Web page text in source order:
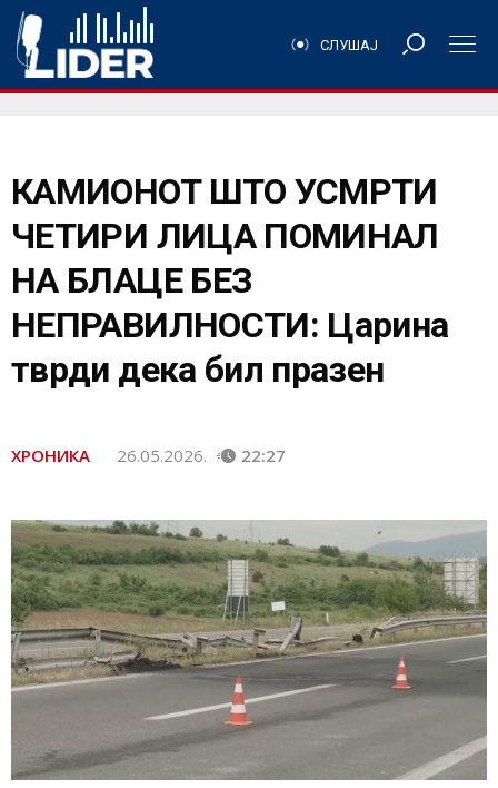
СЛУШАЈ
КАМИОНОТ ШТО УСМРТИ
ЧЕТИРИ ЛИЦА ПОМИНАЛ
НА БЛАЦЕ БЕЗ
НЕПРАВИЛНОСТИ: Царина
тврди дека бил празен
ХРОНИКА 26.05.2026. 22:27